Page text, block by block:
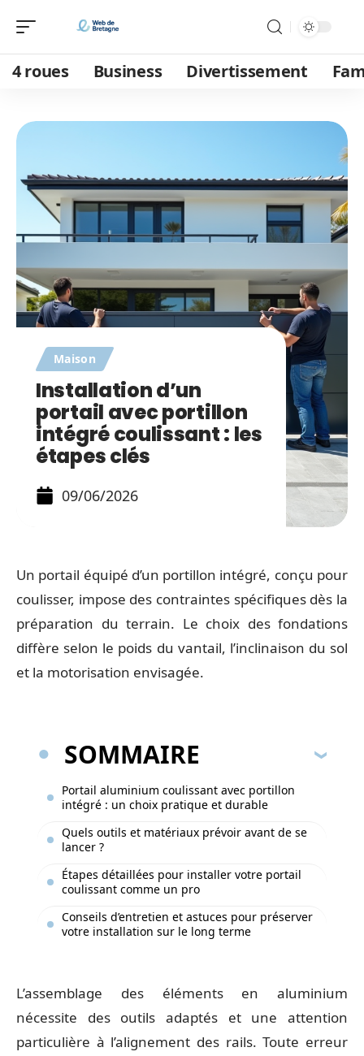
4 roues Business Divertissement
Maison
Installation d’un
portail avec portillon
intégré coulissant : les
étapes clés
09/06/2026
Un portail équipé d’un portillon intégré, conçu pour
coulisser, impose des contraintes spécifiques dès la
préparation du terrain. Le choix des fondations
diffère selon le poids du vantail, l’inclinaison du sol
et la motorisation envisagée.
SOMMAIRE
Portail aluminium coulissant avec portillon
intégré : un choix pratique et durable
Quels outils et matériaux prévoir avant de se
lancer ?
Étapes détaillées pour installer votre portail
coulissant comme un pro
Conseils d’entretien et astuces pour préserver
votre installation sur le long terme
L’assemblage des éléments en aluminium
nécessite des outils adaptés et une attention
particulière à l’alignement des rails. Toute erreur